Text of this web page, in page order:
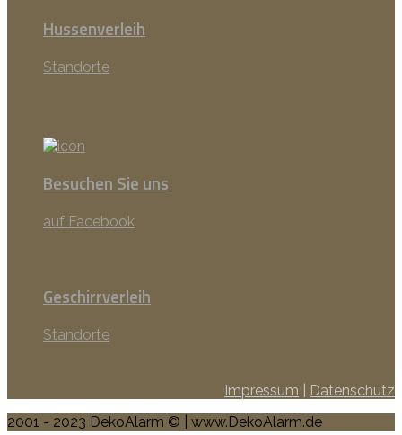
Hussenverleih
Standorte
Besuchen Sie uns
auf Facebook
Geschirrverleih
Standorte
Impressum
Datenschutz
2001 - 2023 DekoAlarm © | www.DekoAlarm.de